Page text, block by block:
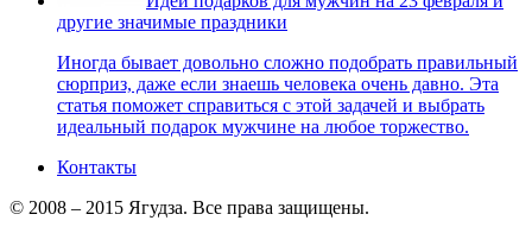
другие значимые праздники
Иногда бывает довольно сложно подобрать правильный
сюрприз, даже если знаешь человека очень давно. Эта
статья поможет справиться с этой задачей и выбрать
идеальный подарок мужчине на любое торжество.
Контакты
© 2008 – 2015 Ягудза. Все права защищены.